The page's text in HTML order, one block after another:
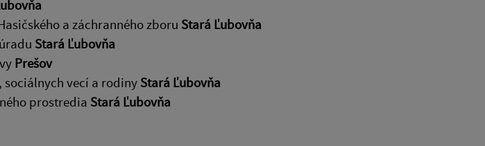
a záchranného zboru Stará Ľubovňa
Stará Ľubovňa
Prešov
sociálnych vecí a rodiny Stará Ľubovňa
prostredia Stará Ľubovňa